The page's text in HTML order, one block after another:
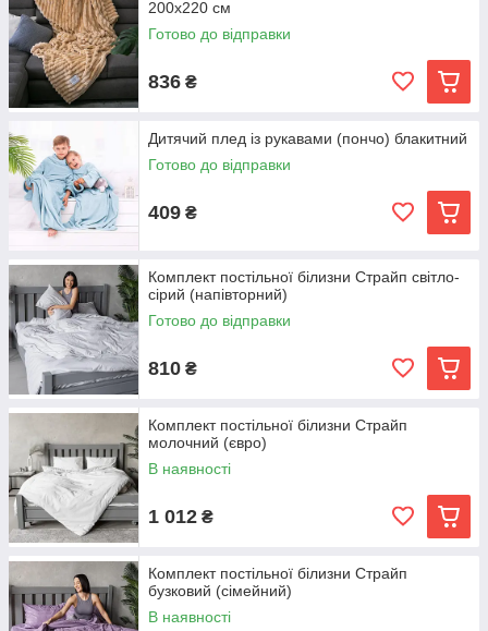
200х220 см
Готово до відправки
836 ₴
Дитячий плед із рукавами (пончо) блакитний
Готово до відправки
409 ₴
Комплект постільної білизни Страйп світло-
сірий (напівторний)
Готово до відправки
810 ₴
Комплект постільної білизни Страйп
молочний (євро)
В наявності
1 012 ₴
Комплект постільної білизни Страйп
бузковий (сімейний)
В наявності